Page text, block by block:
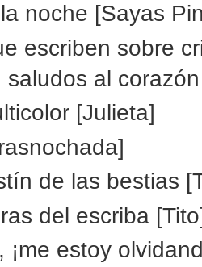
noche [Sayas
escriben sobre
saludos al
[Julieta]
de las bestias
del escriba
¡me estoy